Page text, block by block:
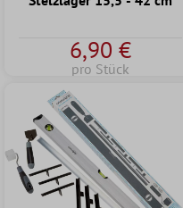
6,90 €
pro Stück